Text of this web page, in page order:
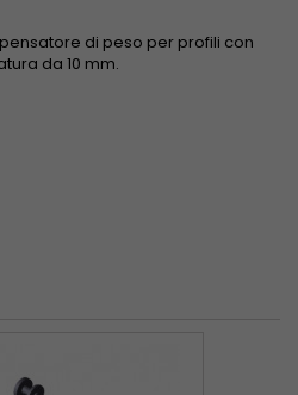
di peso per profili con
da 10 mm.